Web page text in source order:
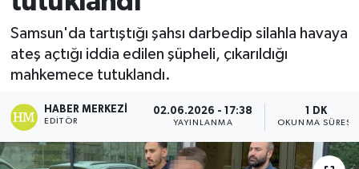
Samsun'da tartıştığı şahsı darbedip silahla havaya
ateş açtığı iddia edilen şüpheli, çıkarıldığı
mahkemece tutuklandı.
HABER MERKEZI
EDITÖR
02.06.2026 - 17:38
YAYINLANMA
1 DK
OKUNMA SÜRESI
Ekonomi
Sağlık
Tokat Haber